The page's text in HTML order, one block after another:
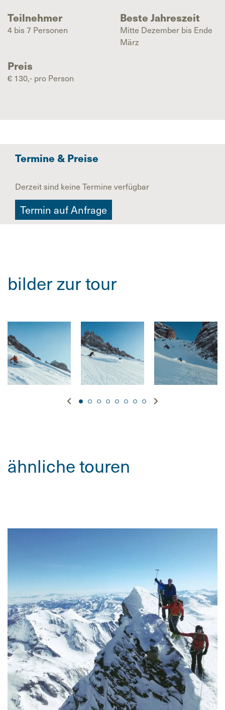
Teilnehmer
4 bis 7 Personen
Beste Jahreszeit
Mitte Dezember bis Ende
März
Preis
€ 130,- pro Person
Termine & Preise
Derzeit sind keine Termine verfügbar
Termin auf Anfrage
bilder zur tour
ähnliche touren